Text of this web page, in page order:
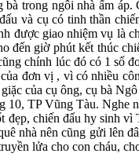
trong ngôi nhà ấm áp.
và cụ có tinh thần
được giao nhiệm vụ là
đến giờ phút kết thúc
chính lúc đó có 1 số
đơn vị , vì có nhiều
của cụ ông, cụ bà
10, TP Vũng Tàu. Nghe
chiến đấu hy sinh vì
nhà nên cũng gửi lên
lửa cho con cháu,